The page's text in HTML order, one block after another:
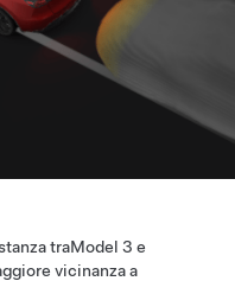
traModel 3 e
vicinanza a